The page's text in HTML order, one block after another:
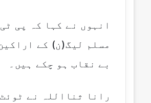
انہوں نے کہا کہ پی
مسلم لیگ(ن) کے
بے نقاب ہو چکے ہیں۔
رانا ثنااللہ نے